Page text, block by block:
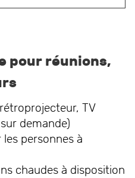
pour réunions,
TV
demande)
les personnes à
chaudes à disposition